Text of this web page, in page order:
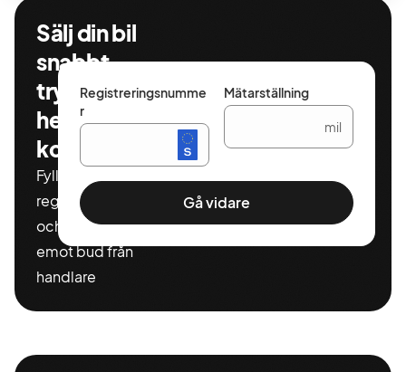
Sälj din bil
snabbt,
tryggt och
helt
kostnadsfritt
Fyll i ditt
registeringnummer
och miltal för att ta
emot bud från
handlare
Registreringsnumme
r
Mätarställning
mil
Gå vidare